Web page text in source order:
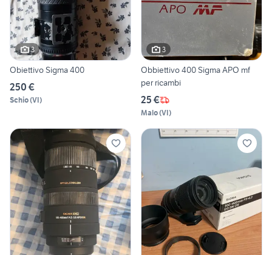
3
Obiettivo Sigma 400
250 €
Schio(VI)
3
Obbiettivo 400 Sigma APO mf
per ricambi
25 €
Malo(VI)